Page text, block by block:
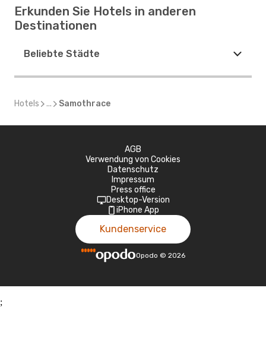
Erkunden Sie Hotels in anderen
Destinationen
Beliebte Städte
Hotels ... Samothrace
AGB
Verwendung von Cookies
Datenschutz
Impressum
Press office
Desktop-Version
iPhone App
Kundenservice
Opodo © 2026
;